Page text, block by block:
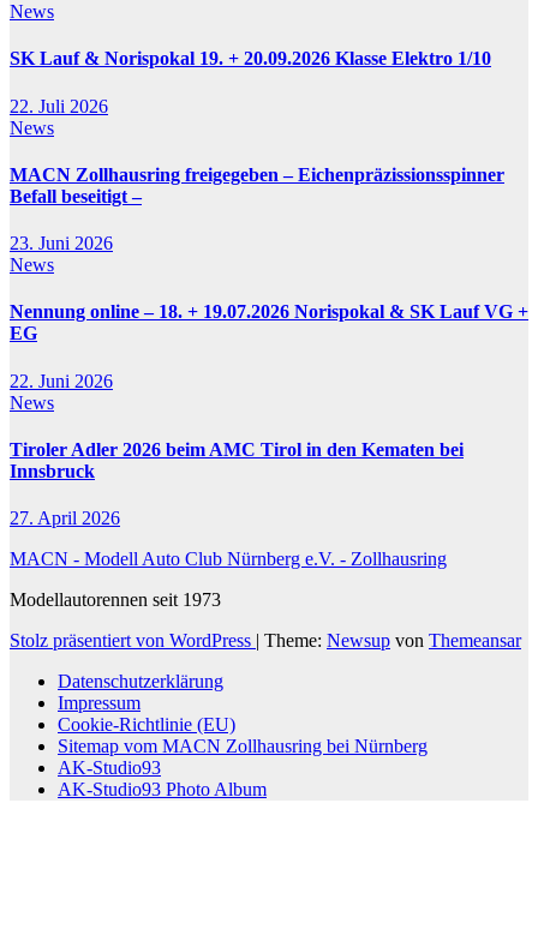
News
SK Lauf & Norispokal 19. + 20.09.2026 Klasse Elektro 1/10
22. Juli 2026
News
MACN Zollhausring freigegeben – Eichenpräzissionsspinner
Befall beseitigt –
23. Juni 2026
News
Nennung online – 18. + 19.07.2026 Norispokal & SK Lauf VG +
EG
22. Juni 2026
News
Tiroler Adler 2026 beim AMC Tirol in den Kematen bei
Innsbruck
27. April 2026
MACN - Modell Auto Club Nürnberg e.V. - Zollhausring
Modellautorennen seit 1973
Stolz präsentiert von WordPress | Theme: Newsup von Themeansar
Datenschutzerklärung
Impressum
Cookie-Richtlinie (EU)
Sitemap vom MACN Zollhausring bei Nürnberg
AK-Studio93
AK-Studio93 Photo Album